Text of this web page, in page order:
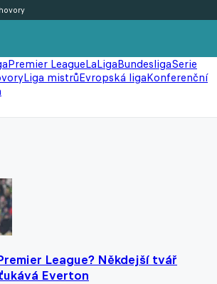
Premier LeagueLaLigaBundesligaSerie
Liga mistrůEvropská ligaKonferenční
League? Někdejší tvář
Everton